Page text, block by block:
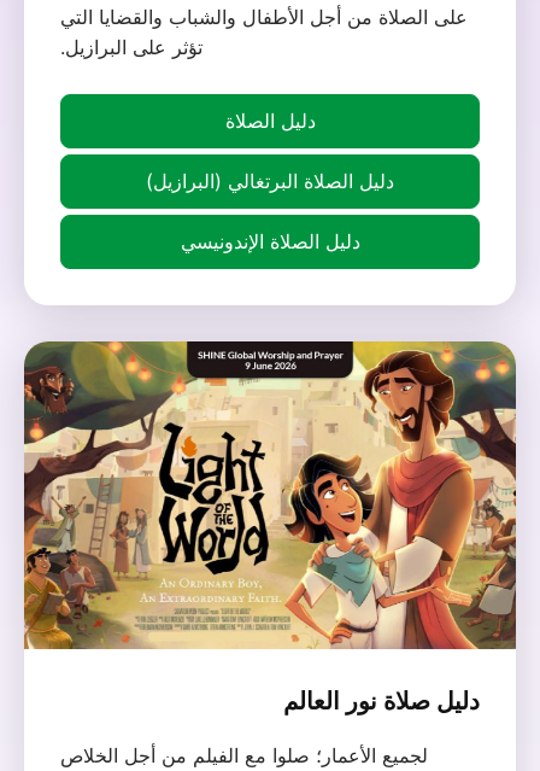
على الصلاة من أجل الأطفال والشباب والقضايا التي
تؤثر على البرازيل.
دليل الصلاة
دليل الصلاة البرتغالي (البرازيل)
دليل الصلاة الإندونيسي
دليل صلاة نور العالم
لجميع الأعمار؛ صلوا مع الفيلم من أجل الخلاص